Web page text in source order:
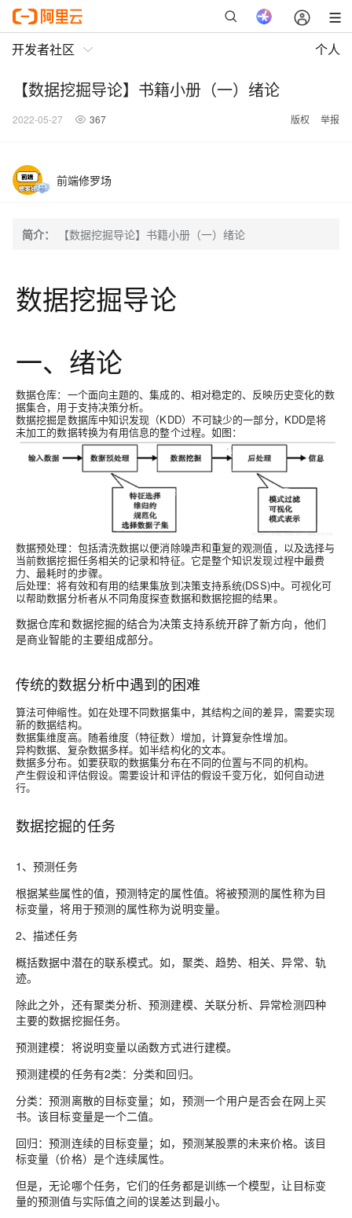
开发者社区 个人
【数据挖掘导论】书籍小册（一）绪论
2022-05-27 367 版权 举报
前端修罗场
简介： 【数据挖掘导论】书籍小册（一）绪论
数据挖掘导论
一、绪论
数据仓库：一个面向主题的、集成的、相对稳定的、反映历史变化的数
据集合，用于支持决策分析。
数据挖掘是数据库中知识发现（KDD）不可缺少的一部分，KDD是将
未加工的数据转换为有用信息的整个过程。如图：
数据预处理：包括清洗数据以便消除噪声和重复的观测值，以及选择与
当前数据挖掘任务相关的记录和特征。它是整个知识发现过程中最费
力、最耗时的步骤。
后处理：将有效和有用的结果集放到决策支持系统(DSS)中。可视化可
以帮助数据分析者从不同角度探查数据和数据挖掘的结果。
数据仓库和数据挖掘的结合为决策支持系统开辟了新方向，他们
是商业智能的主要组成部分。
传统的数据分析中遇到的困难
算法可伸缩性。如在处理不同数据集中，其结构之间的差异，需要实现
新的数据结构。
数据集维度高。随着维度（特征数）增加，计算复杂性增加。
异构数据、复杂数据多样。如半结构化的文本。
数据多分布。如要获取的数据集分布在不同的位置与不同的机构。
产生假设和评估假设。需要设计和评估的假设千变万化，如何自动进
行。
数据挖掘的任务
1、预测任务
根据某些属性的值，预测特定的属性值。将被预测的属性称为目
标变量，将用于预测的属性称为说明变量。
2、描述任务
概括数据中潜在的联系模式。如，聚类、趋势、相关、异常、轨
迹。
除此之外，还有聚类分析、预测建模、关联分析、异常检测四种
主要的数据挖掘任务。
预测建模：将说明变量以函数方式进行建模。
预测建模的任务有2类：分类和回归。
分类：预测离散的目标变量；如，预测一个用户是否会在网上买
书。该目标变量是一个二值。
回归：预测连续的目标变量；如，预测某股票的未来价格。该目
标变量（价格）是个连续属性。
但是，无论哪个任务，它们的任务都是训练一个模型，让目标变
量的预测值与实际值之间的误差达到最小。